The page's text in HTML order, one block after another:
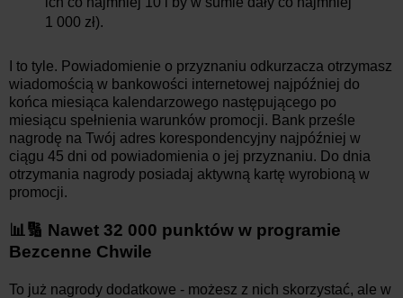
1 000 zł).
I to tyle. Powiadomienie o przyznaniu odkurzacza otrzymasz
wiadomością w bankowości internetowej najpóźniej do
końca miesiąca kalendarzowego następującego po
miesiącu spełnienia warunków promocji. Bank prześle
nagrodę na Twój adres korespondencyjny najpóźniej w
ciągu 45 dni od powiadomienia o jej przyznaniu. Do dnia
otrzymania nagrody posiadaj aktywną kartę wyrobioną w
promocji.
📊🔢 Nawet 32 000 punktów w programie
Bezcenne Chwile
To już nagrody dodatkowe - możesz z nich skorzystać, ale w